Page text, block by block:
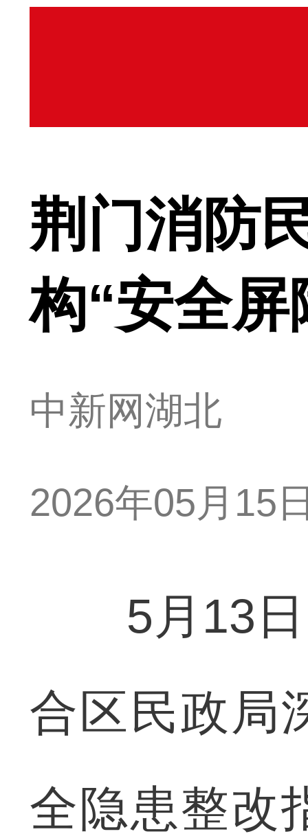
荆门消防
构“安全屏
中新网湖北
2026年05月15
5月13日
合区民政局
全隐患整改